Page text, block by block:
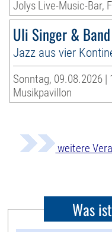
Jolys Live-Music-Bar,
Uli Singer & Band
Jazz aus vier
Sonntag, 09.08.2026 |
Musikpavillon
weitere
Was